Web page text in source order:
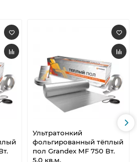
Ультратонкий
фольгированный тёплый
пол Grandex MF 750 Вт.
5,0 кв.м.